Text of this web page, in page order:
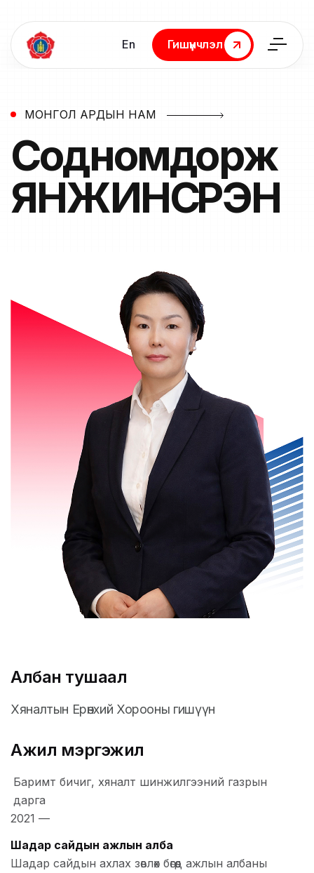
En
Гишүүнчлэл
Гишүүнчлэл
МОНГОЛ АРДЫН НАМ
Содномдорж
ЯНЖИНСҮРЭН
Албан тушаал
Хяналтын Ерөнхий Хорооны гишүүн
Ажил мэргэжил
Баримт бичиг, хяналт шинжилгээний газрын
дарга
2021 —
Шадар сайдын ажлын алба
Шадар сайдын ахлах зөвлөх бөгөөд ажлын албаны